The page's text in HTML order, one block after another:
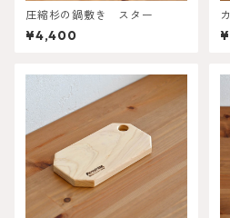
圧縮杉の鍋敷き スター
¥4,400